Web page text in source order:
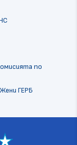
по
ГЕРБ